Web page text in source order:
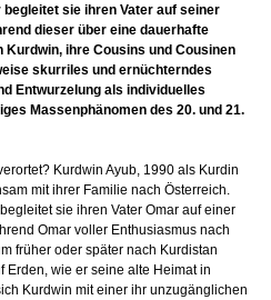
sie ihren Vater auf seiner
dieser über eine dauerhafte
ihre Cousins und Cousinen
skurriles und ernüchterndes
Entwurzelung als individuelles
Massenphänomen des 20. und 21.
Kurdwin Ayub, 1990 als Kurdin
mit ihrer Familie nach Österreich.
sie ihren Vater Omar auf einer
Omar voller Enthusiasmus nach
früher oder später nach Kurdistan
Erden, wie er seine alte Heimat in
Kurdwin mit einer ihr unzugänglichen